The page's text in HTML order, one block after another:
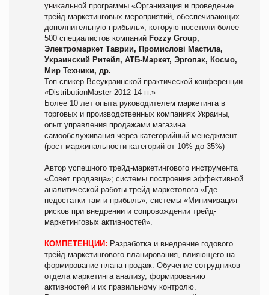
уникальной программы «Организация и проведение
трейд-маркетинговых мероприятий, обеспечивающих
дополнительную прибыль», которую посетили более
500 специалистов компаний Fozzy Group,
Электромаркет Таврии, Промислові Мастила,
Украинский Ритейл, АТБ-Маркет, Эргопак, Космо,
Мир Техники, др.
Топ-спикер Всеукраинской практической конференции
«DistributionMaster-2012-14 гг.»
Более 10 лет опыта руководителем маркетинга в
торговых и производственных компаниях Украины,
опыт управления продажами магазина
самообслуживания через категорийный менеджмент
(рост маржинальности категорий от 10% до 35%)
Автор успешного трейд-маркетингового инструмента
«Совет продавца»; системы построения эффективной
аналитической работы трейд-маркетолога «Где
недостатки там и прибыль»; системы «Минимизация
рисков при внедрении и сопровождении трейд-
маркетинговых активностей».
КОМПЕТЕНЦИИ: Разработка и внедрение годового
трейд-маркетингового планирования, влияющего на
формирование плана продаж. Обучение сотрудников
отдела маркетинга анализу, формированию
активностей и их правильному контролю.